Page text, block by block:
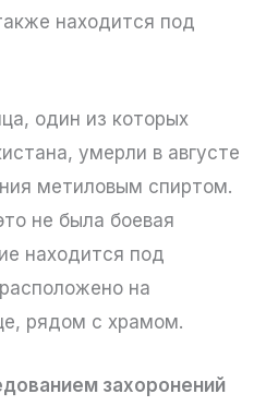
находится под
один из которых
умерли в августе
метиловым спиртом.
не была боевая
находится под
на
рядом с храмом.
захоронений